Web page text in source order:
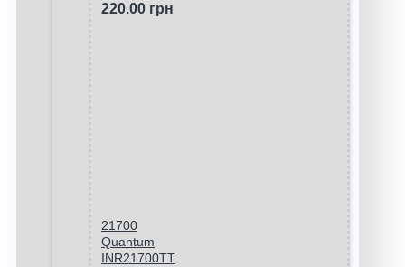
220.00 грн
21700
Quantum
INR21700TT